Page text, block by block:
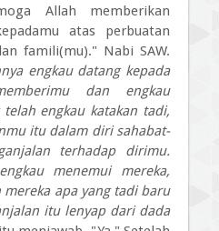
Allah memberikan
atas perbuatan
famili(mu)." Nabi SAW.
engkau datang kepada
dan engkau
engkau katakan tadi,
itu dalam diri sahabat-
terhadap dirimu.
menemui mereka,
apa yang tadi baru
itu lenyap dari dada